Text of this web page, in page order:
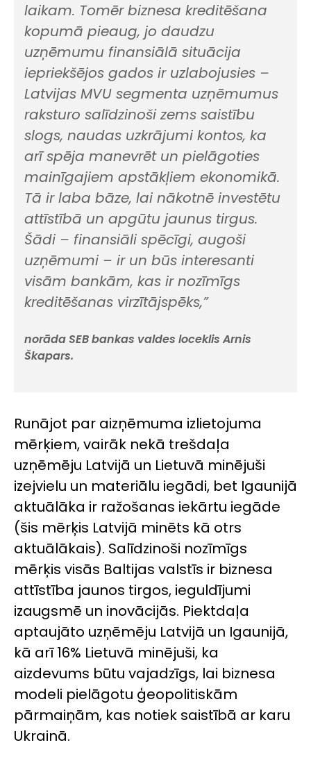
laikam. Tomēr biznesa kreditēšana
kopumā pieaug, jo daudzu
uzņēmumu finansiālā situācija
iepriekšējos gados ir uzlabojusies –
Latvijas MVU segmenta uzņēmumus
raksturo salīdzinoši zems saistību
slogs, naudas uzkrājumi kontos, ka
arī spēja manevrēt un pielāgoties
mainīgajiem apstākļiem ekonomikā.
Tā ir laba bāze, lai nākotnē investētu
attīstībā un apgūtu jaunus tirgus.
Šādi – finansiāli spēcīgi, augoši
uzņēmumi – ir un būs interesanti
visām bankām, kas ir nozīmīgs
kreditēšanas virzītājspēks,”
norāda SEB bankas valdes loceklis Arnis
Škapars.
Runājot par aizņēmuma izlietojuma
mērķiem, vairāk nekā trešdaļa
uzņēmēju Latvijā un Lietuvā minējuši
izejvielu un materiālu iegādi, bet Igaunijā
aktuālāka ir ražošanas iekārtu iegāde
(šis mērķis Latvijā minēts kā otrs
aktuālākais). Salīdzinoši nozīmīgs
mērķis visās Baltijas valstīs ir biznesa
attīstība jaunos tirgos, ieguldījumi
izaugsmē un inovācijās. Piektdaļa
aptaujāto uzņēmēju Latvijā un Igaunijā,
kā arī 16% Lietuvā minējuši, ka
aizdevums būtu vajadzīgs, lai biznesa
modeli pielāgotu ģeopolitiskām
pārmaiņām, kas notiek saistībā ar karu
Ukrainā.